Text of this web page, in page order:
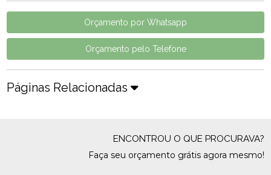
Orçamento por Whatsapp
Orçamento pelo Telefone
Páginas Relacionadas
ENCONTROU O QUE PROCURAVA?
Faça seu orçamento grátis agora mesmo!